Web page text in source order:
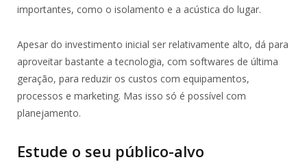
importantes, como o isolamento e a acústica do lugar.
Apesar do investimento inicial ser relativamente alto, dá para
aproveitar bastante a tecnologia, com softwares de última
geração, para reduzir os custos com equipamentos,
processos e marketing. Mas isso só é possível com
planejamento.
Estude o seu público-alvo